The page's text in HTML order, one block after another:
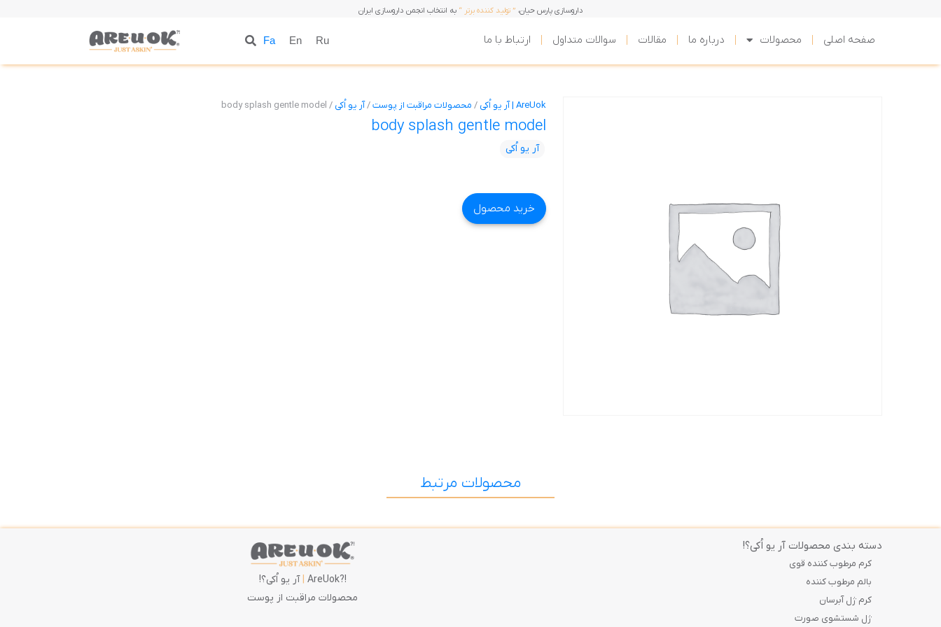
داروسازی پارس حیان، ” تولید کننده برتر “ به انتخاب انجمن داروسازی ایران
صفحه اصلی محصولات درباره ما مقالات سوالات متداول ارتباط با ما Fa En Ru
AreUok | آر یو اُکی / محصولات مراقبت از پوست/آر یو اُکی /
body splash gentle model
body splash gentle model
آر یو اُکی
خرید محصول
محصولات مرتبط
دسته بندی محصولات آر یو اُکی؟!
کرم مرطوب کننده قوی
بالم مرطوب کننده
کرم ژل آبرسان
ژل شستشوی صورت
!?AreUok
|آر یو اُکی؟!
محصولات مراقبت از پوست